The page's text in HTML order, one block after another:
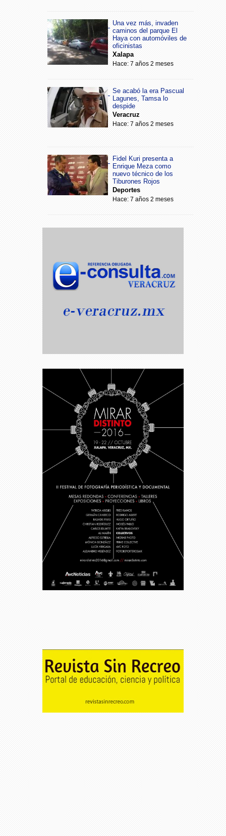
Una vez más, invaden
caminos del parque El
Haya con automóviles de
oficinistas
Xalapa
Hace: 7 años 2 meses
Se acabó la era Pascual
Lagunes, Tamsa lo
despide
Veracruz
Hace: 7 años 2 meses
Fidel Kuri presenta a
Enrique Meza como
nuevo técnico de los
Tiburones Rojos
Deportes
Hace: 7 años 2 meses